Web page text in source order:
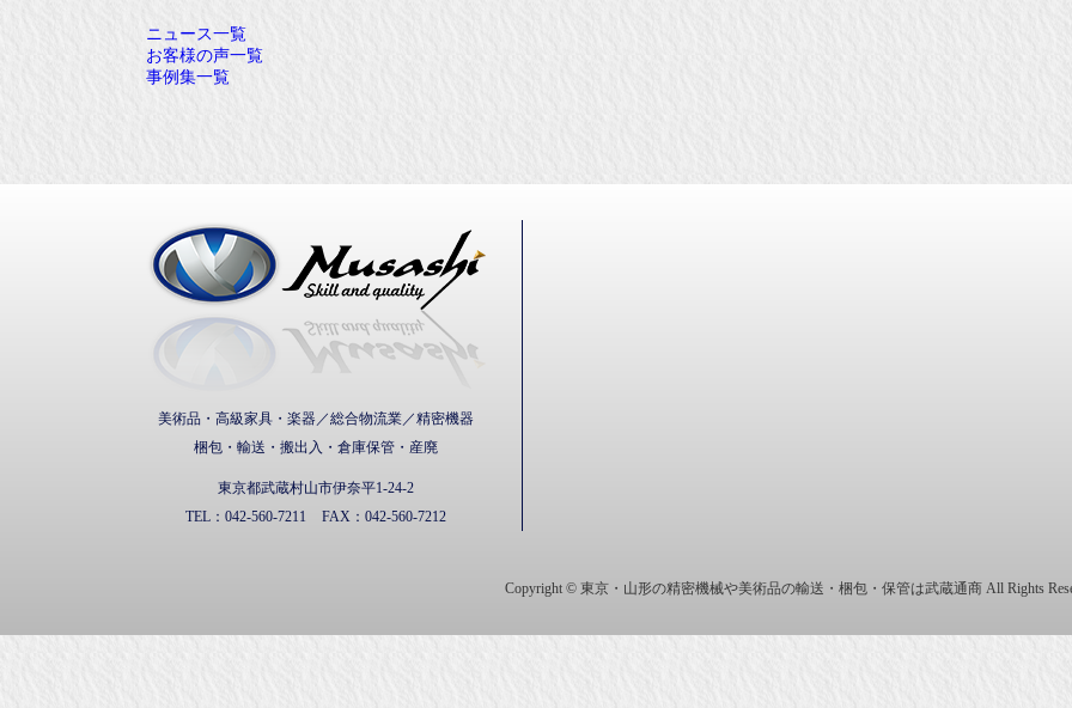
ニュース一覧
お客様の声一覧
事例集一覧
美術品・高級家具・楽器／総合物流業／精密機器
梱包・輸送・搬出入・倉庫保管・産廃
東京都武蔵村山市伊奈平1-24-2
TEL： 042-560-7211 FAX： 042-560-7212
Copyright © 東京・山形の精密機械や美術品の輸送・梱包・保管は武蔵通商 All Rights